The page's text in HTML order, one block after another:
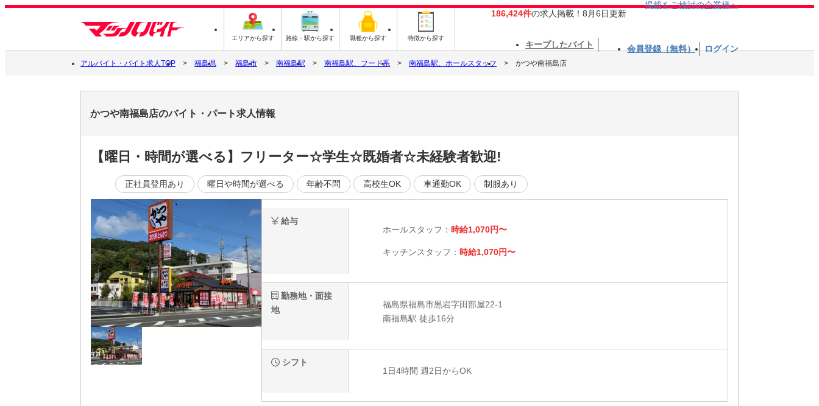
エリアから探す 路線・駅から探す 職種から探す 特徴から探す
186,424件の求人掲載！8月6日更新
掲載をご検討の企業様へ
キープしたバイト 会員登録（無料） ログイン
アルバイト・バイト求人TOP 福島県 福島市 南福島駅 南福島駅、フード系 南福島駅、ホールスタッフ かつや南福島店
かつや南福島店のバイト・パート求人情報
【曜日・時間が選べる】フリーター☆学生☆既婚者☆未経験者歓迎!
正社員登用あり 曜日や時間が選べる 年齢不問 高校生OK 車通勤OK 制服あり
給与
ホールスタッフ： 時給1,070円〜
キッチンスタッフ： 時給1,070円〜
勤務地・面接
地
福島県福島市黒岩字田部屋22-1
南福島駅 徒歩16分
シフト
1日4時間 週2日からOK